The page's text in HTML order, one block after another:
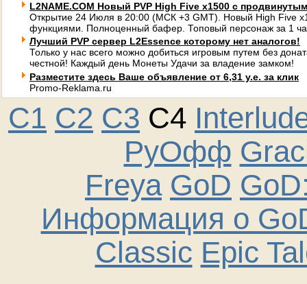
L2NAME.COM Новый PVP High Five x1500 с
Открытие 24 Июля в 20:00 (МСК +3 GMT). Новый High Five
функциями. Полноценный бафер. Топовый персонаж за 1
Лучший PVP сервер L2Essence которому нет аналогов!
Только у нас всего можно добиться игровым путем без
честной! Каждый день Монеты Удачи за владение замком!
Разместите здесь Ваше объявление от 6,31 у.е. за клик
Promo-Reklama.ru
C1 C2 C3 C4
РуОфф
Freya GoD
Информация о
Classic Epic